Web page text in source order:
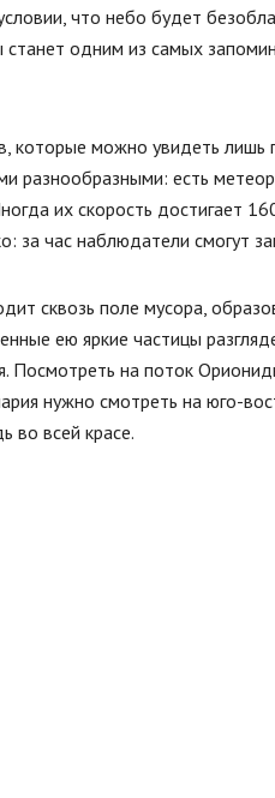
что небо будет
одним из самых
можно увидеть лишь
разнообразными: есть
их скорость достигает
за час наблюдатели смогут
сквозь поле мусора,
ею яркие частицы
Посмотреть на поток
нужно смотреть на юго-
во всей красе.